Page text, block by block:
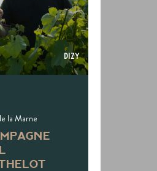
Dizy
la Marne